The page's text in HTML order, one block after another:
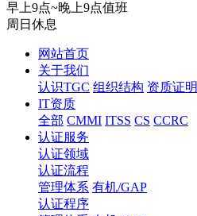
早上9点~晚上9点值班
周日休息
网站首页
关于我们
认识TGC 组织结构 资质证明
IT资质
全部 CMMI ITSS CS CCRC
认证服务
认证领域
认证流程
管理体系 有机/GAP
认证程序